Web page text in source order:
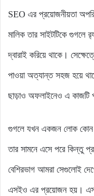
SEO এর প্রয়োজনীয়তা
মালিক তার সাইটটিকে গুগলে
দ্বারাই করিয়ে থাকে।
পাওয়া অত্যান্ত সহজ হয়ে
ছাড়াও অফলাইনেও এ কাজটি
গুগলে যখন একজন লোক কোন
তার সামনে এসে পরে কিন্তু
বেশিরভাগ আমরা সেগুলোই
এসইও এর প্রয়োজন হয়। এসইও